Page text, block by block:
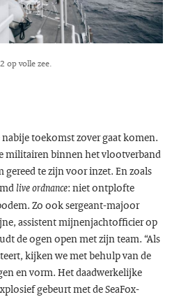
op volle zee.
nabije toekomst zover gaat komen.
militairen binnen het vlootverband
te zijn voor inzet. En zoals
live ordnance: niet ontplofte
Zo ook sergeant-majoor
assistent mijnenjachtofficier op
de ogen open met zijn team. “Als
kijken we met behulp van de
en vorm. Het daadwerkelijke
gebeurt met de SeaFox-